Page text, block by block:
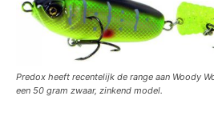
Predox heeft recentelijk de range aan Woody
een 50 gram zwaar, zinkend model.